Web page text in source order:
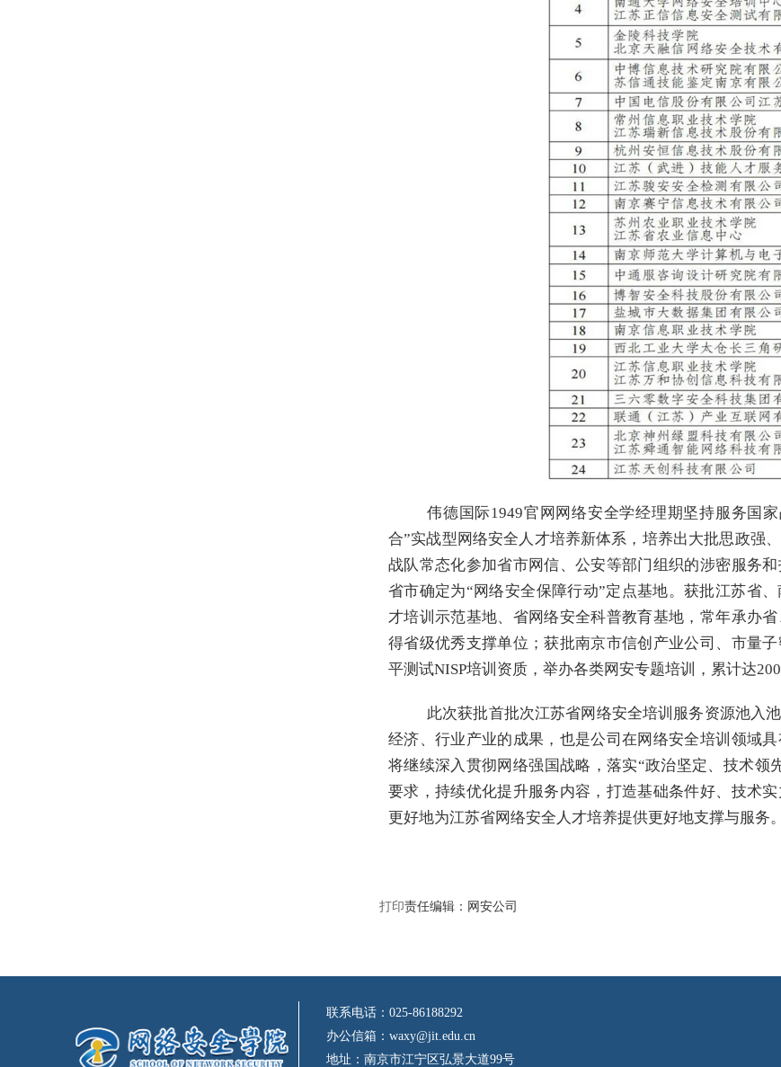
伟德国际1949官网网络安全学经理期坚持服务国
合”实战型网络安全人才培养新体系，培养出大批思政强
战队常态化参加省市网信、公安等部门组织的涉密服务
省市确定为“网络安全保障行动”定点基地。获批江苏省
才培训示范基地、省网络安全科普教育基地，常年承办
得省级优秀支撑单位；获批南京市信创产业公司、市量
平测试NISP培训资质，举办各类网安专题培训，累计达
此次获批首批次江苏省网络安全培训服务资源池入
经济、行业产业的成果，也是公司在网络安全培训领域
将继续深入贯彻网络强国战略，落实“政治坚定、技术领
要求，持续优化提升服务内容，打造基础条件好、技术
更好地为江苏省网络安全人才培养提供更好地支撑与服务。
打印责任编辑：网安公司
联系电话：025-86188292
办公信箱：waxy@jit.edu.cn
地址：南京市江宁区弘景大道99号